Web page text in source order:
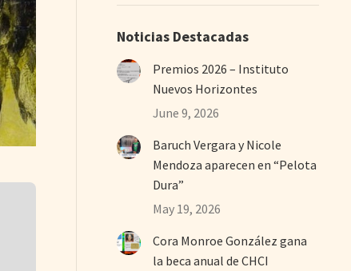
Noticias Destacadas
Premios 2026 – Instituto
Nuevos Horizontes
June 9, 2026
Baruch Vergara y Nicole
Mendoza aparecen en “Pelota
Dura”
May 19, 2026
Cora Monroe González gana
la beca anual de CHCI